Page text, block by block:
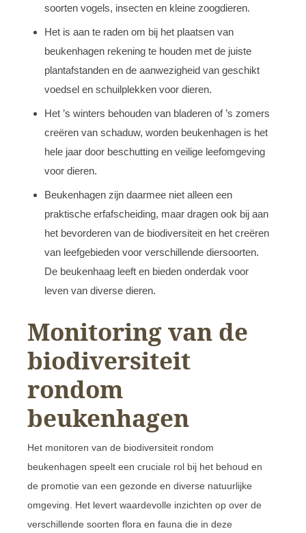
soorten vogels, insecten en kleine zoogdieren.
Het is aan te raden om bij het plaatsen van
beukenhagen rekening te houden met de juiste
plantafstanden en de aanwezigheid van geschikt
voedsel en schuilplekken voor dieren.
Het ’s winters behouden van bladeren of ’s zomers
creëren van schaduw, worden beukenhagen is het
hele jaar door beschutting en veilige leefomgeving
voor dieren.
Beukenhagen zijn daarmee niet alleen een
praktische erfafscheiding, maar dragen ook bij aan
het bevorderen van de biodiversiteit en het creëren
van leefgebieden voor verschillende diersoorten.
De beukenhaag leeft en bieden onderdak voor
leven van diverse dieren.
Monitoring van de
biodiversiteit
rondom
beukenhagen
Het monitoren van de biodiversiteit rondom
beukenhagen speelt een cruciale rol bij het behoud en
de promotie van een gezonde en diverse natuurlijke
omgeving. Het levert waardevolle inzichten op over de
verschillende soorten flora en fauna die in deze